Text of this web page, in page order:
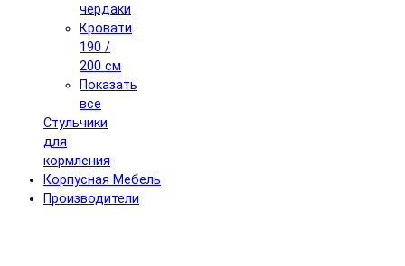
чердаки
Кровати
190 /
200 см
Показать
все
Стульчики
для
кормления
Корпусная Мебель
Производители